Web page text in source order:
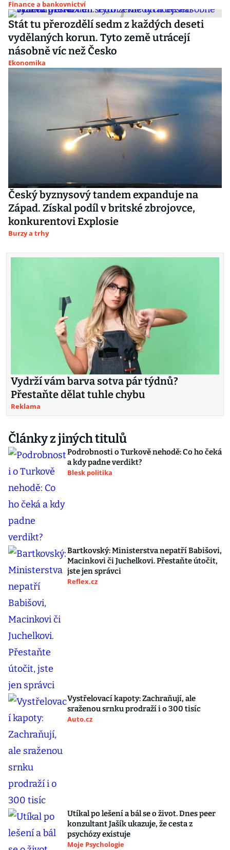
Finance a bankovnictví
Stát tu přerozdělí sedm z každých deseti
vydělaných korun. Tyto země utrácejí
násobně víc než Česko
Ekonomika
Český byznysový tandem expanduje na
Západ. Získal podíl v britské zbrojovce,
konkurentovi Explosie
Burzy a trhy
Vydrží vám barva sotva pár týdnů?
Přestaňte dělat tuhle chybu
Reklama
Články z jiných titulů
Podrobnosti o Turkově nehodě: Co ho čeká
a kdy padne verdikt?
Blesk politika
Bartkovský: Ministerstva nepatří Babišovi,
Macinkovi či Juchelkovi. Přestaňte útočit,
jste jen správci
Reflex.cz
Vystřelovací kapoty: Zachraňují, ale
sraženou srnku prodraží i o 300 tisíc
Auto.cz
Utíkal po lešení a bál se o život. Dnes peer
konzultant Jašík ukazuje, že cesta z
psychózy existuje
Moje Psychologie